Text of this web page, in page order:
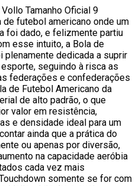
Tamanho Oficial 9
futebol americano onde um
foi dado, e felizmente partiu
esse intuito, a Bola de
plenamente dedicada a suprir
seguindo à risca as
federações e confederações
de Futebol Americano da
de alto padrão, o que
valor em resistência,
e densidade ideal para um
ainda que a prática do
ou apenas por diversão,
na capacidade aeróbia
cada vez mais
somente se for com